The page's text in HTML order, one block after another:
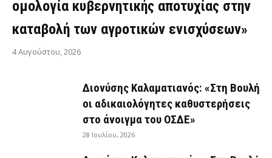
ομολογία κυβερνητικής αποτυχίας στην
καταβολή των αγροτικών ενισχύσεων»
4 Αυγούστου, 2026
Διονύσης Καλαματιανός: «Στη Βουλή
οι αδικαιολόγητες καθυστερήσεις
στο άνοιγμα του ΟΣΔΕ»
28 Ιουλίου, 2026